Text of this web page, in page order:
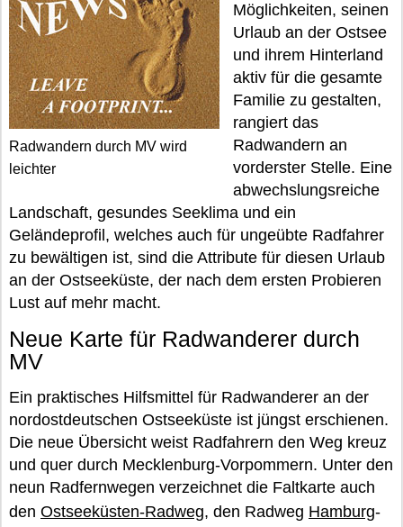
Radwandern durch MV wird
leichter
Möglichkeiten, seinen
Urlaub an der Ostsee
und ihrem Hinterland
aktiv für die gesamte
Familie zu gestalten,
rangiert das
Radwandern an
vorderster Stelle. Eine
abwechslungsreiche
Landschaft, gesundes Seeklima und ein
Geländeprofil, welches auch für ungeübte Radfahrer
zu bewältigen ist, sind die Attribute für diesen Urlaub
an der Ostseeküste, der nach dem ersten Probieren
Lust auf mehr macht.
Neue Karte für Radwanderer durch
MV
Ein praktisches Hilfsmittel für Radwanderer an der
nordostdeutschen Ostseeküste ist jüngst erschienen.
Die neue Übersicht weist Radfahrern den Weg kreuz
und quer durch Mecklenburg-Vorpommern. Unter den
neun Radfernwegen verzeichnet die Faltkarte auch
den Ostseeküsten-Radweg, den Radweg Hamburg-